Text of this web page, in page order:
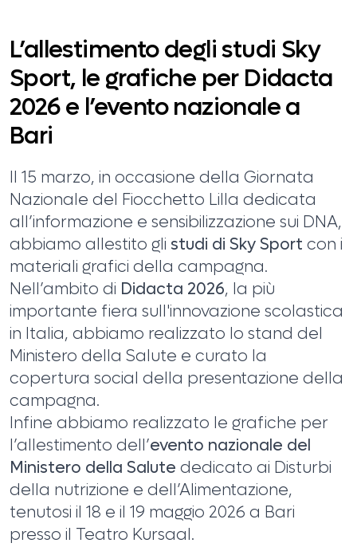
L’allestimento degli studi Sky
Sport, le grafiche per Didacta
2026 e l’evento nazionale a
Bari
Il 15 marzo, in occasione della Giornata
Nazionale del Fiocchetto Lilla dedicata
all’informazione e sensibilizzazione sui DNA,
abbiamo allestito gli studi di Sky Sport con i
materiali grafici della campagna.
Nell’ambito di Didacta 2026, la più
importante fiera sull'innovazione scolastica
in Italia, abbiamo realizzato lo stand del
Ministero della Salute e curato la
copertura social della presentazione della
campagna.
Infine abbiamo realizzato le grafiche per
l’allestimento dell’evento nazionale del
Ministero della Salute dedicato ai Disturbi
della nutrizione e dell’Alimentazione,
tenutosi il 18 e il 19 maggio 2026 a Bari
presso il Teatro Kursaal.